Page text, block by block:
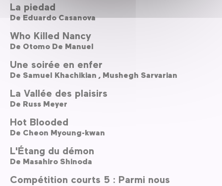
La piedad
De Eduardo Casanova
Who Killed Nancy
De Otomo De Manuel
Une soirée en enfer
De Samuel Khachikian , Mushegh Sarvarian
La Vallée des plaisirs
De Russ Meyer
Hot Blooded
De Cheon Myoung-kwan
L'Étang du démon
De Masahiro Shinoda
Compétition courts 5 : Parmi nous